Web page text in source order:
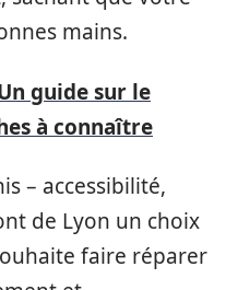
mains.
guide sur le
à connaître
– accessibilité,
de Lyon un choix
faire réparer